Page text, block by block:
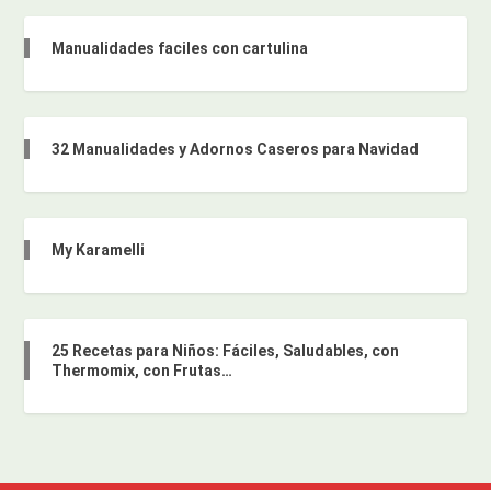
Manualidades faciles con cartulina
32 Manualidades y Adornos Caseros para Navidad
My Karamelli
25 Recetas para Niños: Fáciles, Saludables, con
Thermomix, con Frutas…